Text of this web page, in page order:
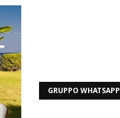
GRUPPO WHATSAPP